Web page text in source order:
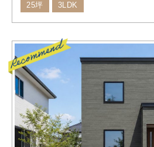
25坪 3LDK